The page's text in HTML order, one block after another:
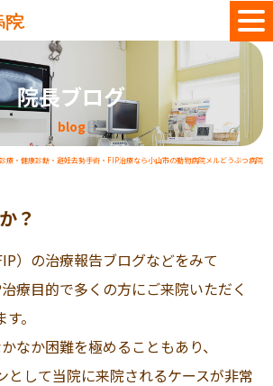
院長ブログ
blog
療・健康診断・避妊去勢手術・FIP治療なら小山市の動物病院メルどうぶつ病院
？
）の治療報告ブログなどをみて
療目的で多くの方にご来院いただく
。
なか困難を極めることもあり、
として当院に来院されるケースが非常